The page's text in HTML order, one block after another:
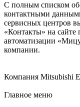
С полным списком
контактными
сервисных центров
«Контакты» на
автоматизации
компании.
Компания Mitsubishi
Главное меню